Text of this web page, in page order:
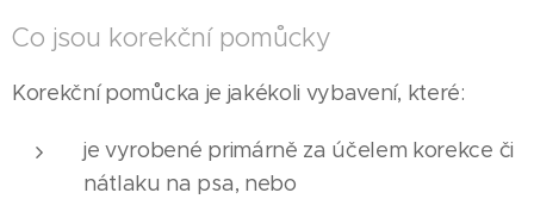
Co jsou korekční pomůcky
Korekční pomůcka je jakékoli vybavení, které:
je vyrobené primárně za účelem korekce či
nátlaku na psa, nebo